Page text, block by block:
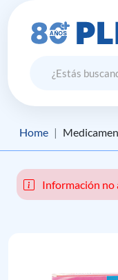
Home
Información no